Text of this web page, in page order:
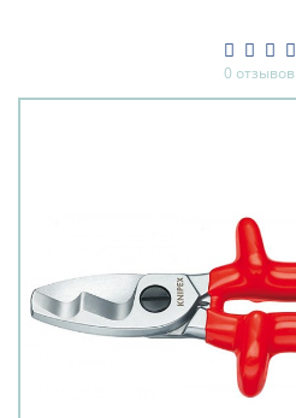
0 отзывов